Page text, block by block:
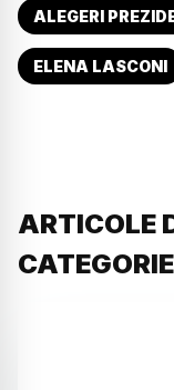
ALEGERI
ELENA LASCONI
ARTICOLE
CATEGORIE